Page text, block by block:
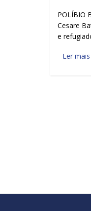
POLÍBIO
Cesare
e
Ler mais